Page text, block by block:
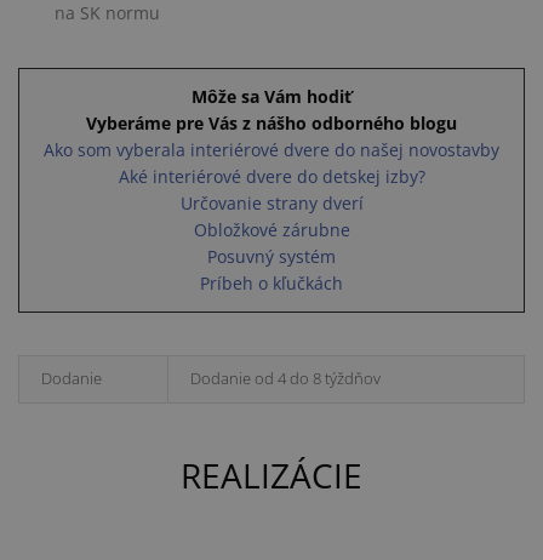
na SK normu
Môže sa Vám hodiť
Vyberáme pre Vás z nášho odborného blogu
Ako som vyberala interiérové dvere do našej novostavby
Aké interiérové dvere do detskej izby?
Určovanie strany dverí
Obložkové zárubne
Posuvný systém
Príbeh o kľučkách
Dodanie Dodanie od 4 do 8 týždňov
REALIZÁCIE